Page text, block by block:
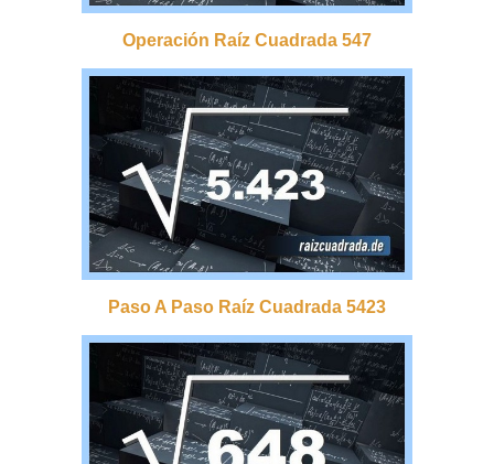
Operación Raíz Cuadrada 547
Paso A Paso Raíz Cuadrada 5423